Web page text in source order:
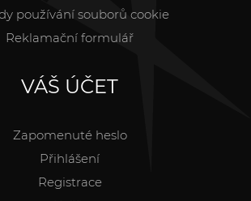
používání souborů cookie
Reklamační formulář
VÁŠ ÚČET
Zapomenuté heslo
Přihlášení
Registrace